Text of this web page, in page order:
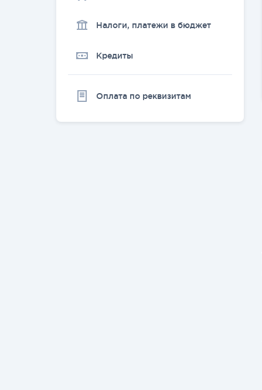
Налоги, платежи в бюджет
Кредиты
Оплата по реквизитам